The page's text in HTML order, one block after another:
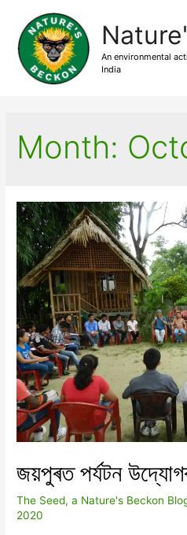
An environmental
India
Month:
জয়পুৰত পৰ্যটন
The Seed, a Nature's Beckon
2020